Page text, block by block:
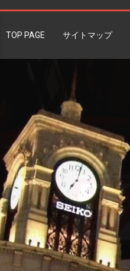
TOP PAGE サイトマップ